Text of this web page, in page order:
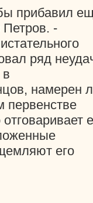
прибавил
Петров. -
ряд
намерен
первенстве
его